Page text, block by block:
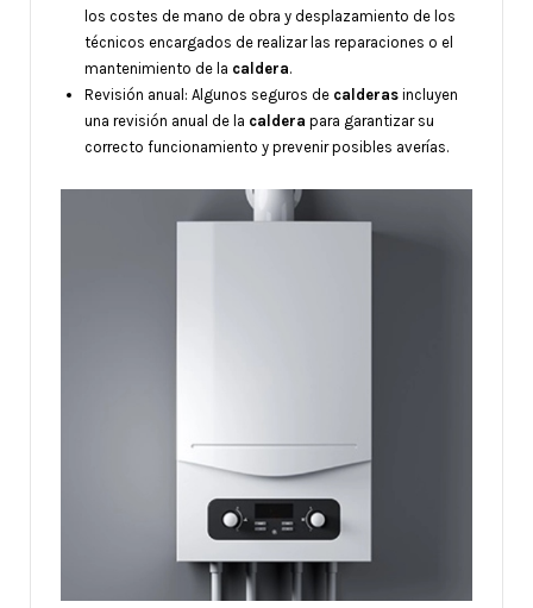
los costes de mano de obra y desplazamiento de los
técnicos encargados de realizar las reparaciones o el
mantenimiento de la caldera.
Revisión anual: Algunos seguros de calderas incluyen
una revisión anual de la caldera para garantizar su
correcto funcionamiento y prevenir posibles averías.